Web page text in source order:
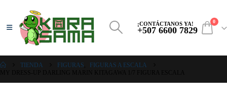
¡CONTÁCTANOS YA!
+507 6600 7829
0
TIENDA FIGURAS
FIGURAS A ESCALA